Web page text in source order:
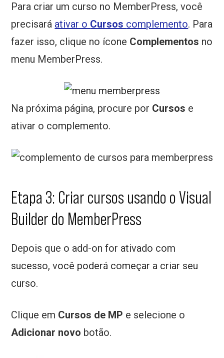
Para criar um curso no MemberPress, você
precisará ativar o Cursos complemento. Para
fazer isso, clique no ícone Complementos no
menu MemberPress.
Na próxima página, procure por Cursos e
ativar o complemento.
Etapa 3: Criar cursos usando o Visual
Builder do MemberPress
Depois que o add-on for ativado com
sucesso, você poderá começar a criar seu
curso.
Clique em Cursos de MP e selecione o
Adicionar novo botão.